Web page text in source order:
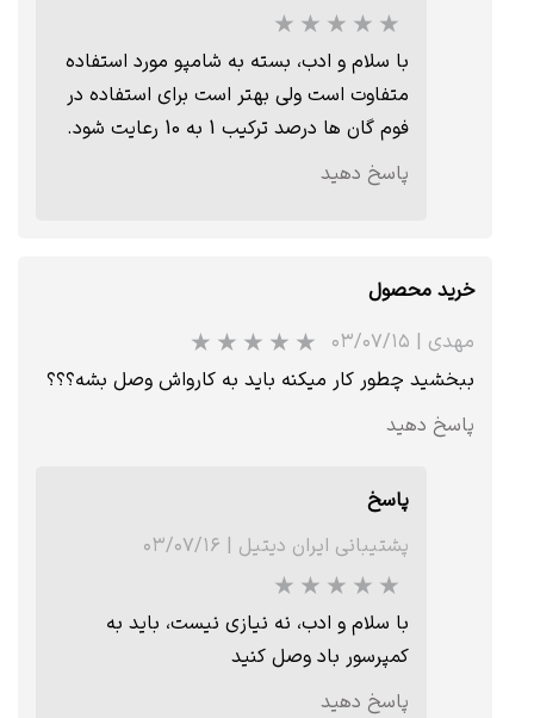
با سلام و ادب، بسته به شامپو مورد استفاده
متفاوت است ولی بهتر است برای استفاده در
فوم گان ها درصد ترکیب 1 به 10 رعایت شود.
پاسخ دهید
خرید محصول
مهدی | ۰۳/۰۷/۱۵
ببخشید چطور کار میکنه باید به کارواش وصل بشه؟؟؟
پاسخ دهید
پاسخ
پشتیبانی ایران دیتیل | ۰۳/۰۷/۱۶
با سلام و ادب، نه نیازی نیست، باید به
کمپرسور باد وصل کنید
پاسخ دهید